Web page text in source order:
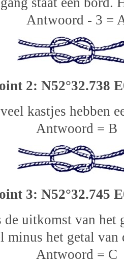
Antwoord - 3 =
2: N52°32.738
kastjes hebben
Antwoord = B
3: N52°32.745
de uitkomst van het
minus het getal van
Antwoord = C